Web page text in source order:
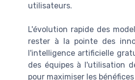
utilisateurs.
L'évolution rapide des
rester à la pointe des
l'intelligence artificielle
des équipes à l'utilisation
pour maximiser les